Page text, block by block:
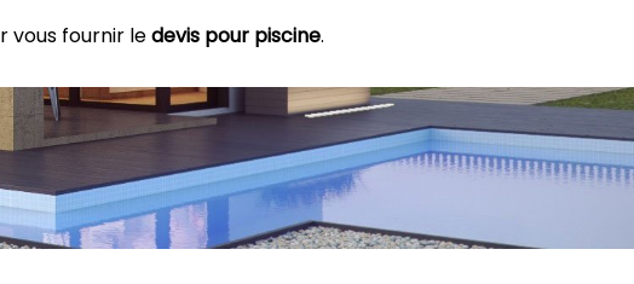
vous fournir ledevis pour piscine.